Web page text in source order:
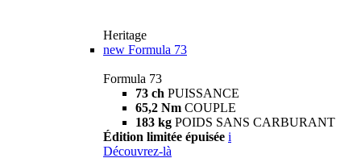
Heritage
new Formula 73
Formula 73
73 ch PUISSANCE
65,2 Nm COUPLE
183 kg POIDS SANS CARBURANT
Édition limitée épuisée i
Découvrez-là